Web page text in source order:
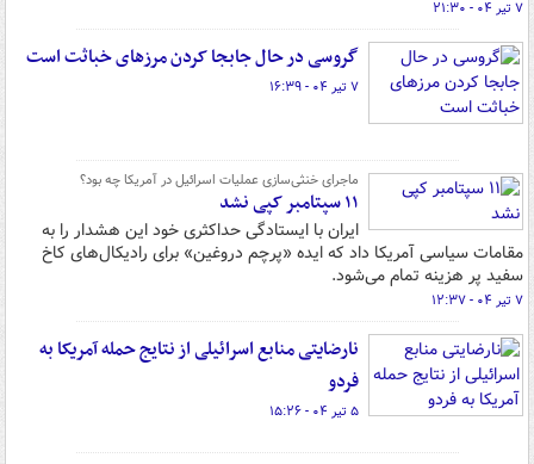
۷ تیر ۰۴ - ۲۱:۳۰
گروسی در حال جابجا کردن مرزهای خباثت است
۷ تیر ۰۴ - ۱۶:۳۹
ماجرای خنثی‌سازی عملیات اسرائیل در آمریکا چه بود؟
۱۱ سپتامبر کپی نشد
ایران با ایستادگی حداکثری خود این هشدار را به
مقامات سیاسی آمریکا داد که ایده «پرچم دروغین» برای رادیکال‌های کاخ
سفید پر هزینه تمام می‌شود.
۷ تیر ۰۴ - ۱۲:۳۷
نارضایتی منابع اسرائیلی از نتایج حمله آمریکا به
فردو
۵ تیر ۰۴ - ۱۵:۲۶